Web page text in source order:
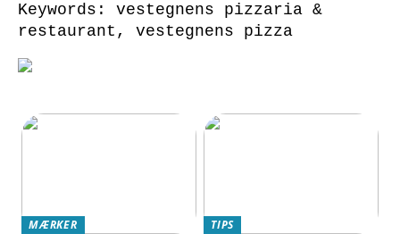
Keywords: vestegnens pizzaria &
restaurant, vestegnens pizza
MÆRKER TIPS